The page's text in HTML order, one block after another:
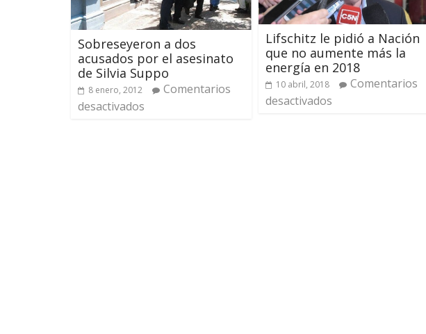
Sobreseyeron a dos
acusados por el asesinato
de Silvia Suppo
8 enero, 2012
Comentarios
desactivados
Lifschitz le pidió a Nación
que no aumente más la
energía en 2018
10 abril, 2018
Comentarios
desactivados